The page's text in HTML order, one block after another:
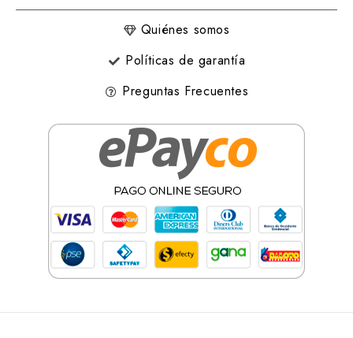
Quiénes somos
Políticas de garantía
Preguntas Frecuentes